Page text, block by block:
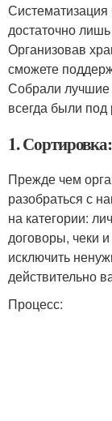
Систематизация
достаточно
Организовав
сможете
Собрали лучшие
всегда были
1.
Прежде чем
разобраться с
на категории:
договоры, чеки
исключить
действительно
Процесс: